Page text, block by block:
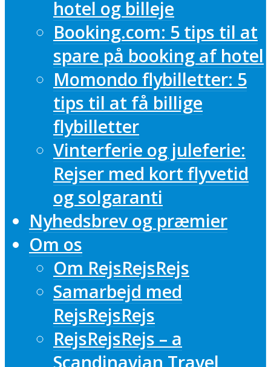
hotel og billeje
Booking.com: 5 tips til at
spare på booking af hotel
Momondo flybilletter: 5
tips til at få billige
flybilletter
Vinterferie og juleferie:
Rejser med kort flyvetid
og solgaranti
Nyhedsbrev og præmier
Om os
Om RejsRejsRejs
Samarbejd med
RejsRejsRejs
RejsRejsRejs – a
Scandinavian Travel